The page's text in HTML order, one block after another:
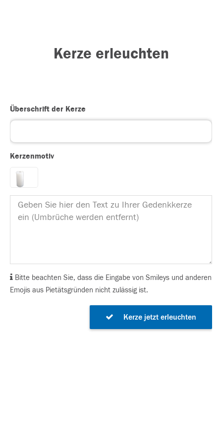
Kerze erleuchten
Überschrift der Kerze
Kerzenmotiv
Bitte beachten Sie, dass die Eingabe von Smileys und anderen
Emojis aus Pietätsgründen nicht zulässig ist.
Kerze jetzt erleuchten